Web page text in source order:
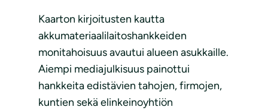
Kaarton kirjoitusten kautta
akkumateriaalilaitoshankkeiden
monitahoisuus avautui alueen asukkaille.
Aiempi mediajulkisuus painottui
hankkeita edistävien tahojen, firmojen,
kuntien sekä elinkeinoyhtiön